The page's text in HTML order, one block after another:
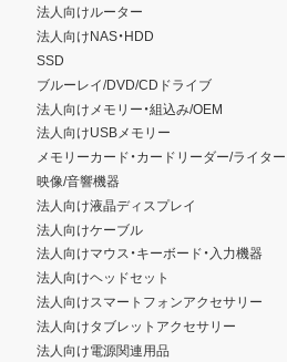
法人向けルーター
法人向けNAS・HDD
SSD
ブルーレイ/DVD/CDドライブ
法人向けメモリー・組込み/OEM
法人向けUSBメモリー
メモリーカード・カードリーダー/ライター
映像/音響機器
法人向け液晶ディスプレイ
法人向けケーブル
法人向けマウス・キーボード・入力機器
法人向けヘッドセット
法人向けスマートフォンアクセサリー
法人向けタブレットアクセサリー
法人向け電源関連用品